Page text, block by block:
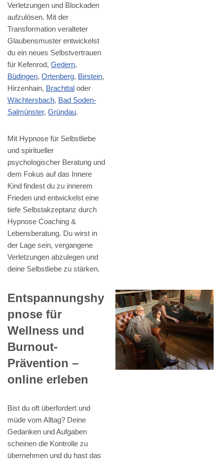
Verletzungen und Blockaden
aufzulösen. Mit der
Transformation veralteter
Glaubensmuster entwickelst
du ein neues Selbstvertrauen
für Kefenrod, Gedern,
Büdingen, Ortenberg, Birstein,
Hirzenhain, Brachttal oder
Wächtersbach, Bad Soden-
Salmünster, Gründau.
Mit Hypnose für Selbstliebe
und spiritueller
psychologischer Beratung und
dem Fokus auf das Innere
Kind findest du zu innerem
Frieden und entwickelst eine
tiefe Selbstakzeptanz durch
Hypnose Coaching &
Lebensberatung. Du wirst in
der Lage sein, vergangene
Verletzungen abzulegen und
deine Selbstliebe zu stärken.
Entspannungshy
pnose für
Wellness und
Burnout-
Prävention –
online erleben
Bist du oft überfordert und
müde vom Alltag? Deine
Gedanken und Aufgaben
scheinen die Kontrolle zu
übernehmen und du hast das